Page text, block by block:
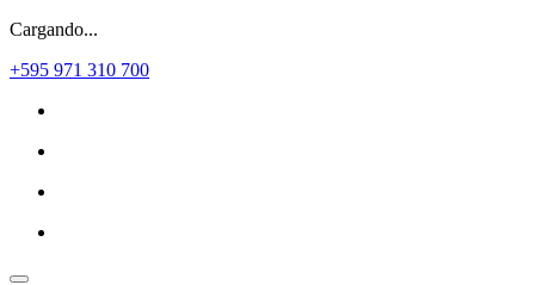
Cargando...
+595 971 310 700